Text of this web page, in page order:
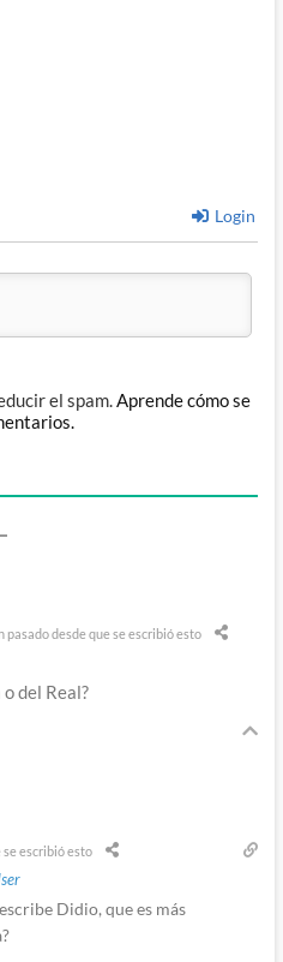
Login
el spam.Aprende cómo se
pasado desde que se escribió esto
del Real?
se escribió esto
Didio, que es más